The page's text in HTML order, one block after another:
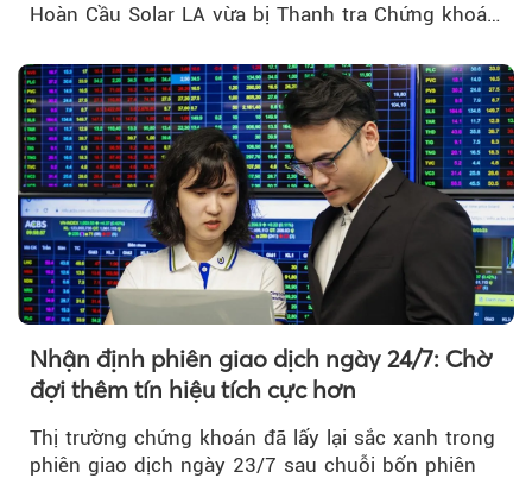
Hoàn Cầu Solar LA vừa bị Thanh tra Chứng khoán
do vi phạm quy định về công bố thông tin trên
thị trường chứng khoán.
Nhận định phiên giao dịch ngày 24/7: Chờ
đợi thêm tín hiệu tích cực hơn
Thị trường chứng khoán đã lấy lại sắc xanh trong
phiên giao dịch ngày 23/7 sau chuỗi bốn phiên